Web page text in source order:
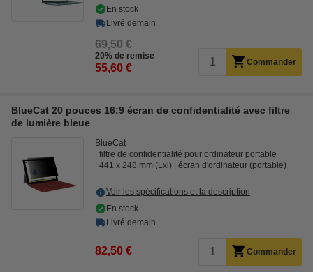
En stock
Livré demain
69,50 €
20% de remise
55,60 € Commander
BlueCat 20 pouces 16:9 écran de confidentialité avec filtre
de lumière bleue
BlueCat
filtre de confidentialité pour ordinateur portable
441 x 248 mm (Lxl)
écran d'ordinateur (portable)
Voir les spécifications et la description
En stock
Livré demain
82,50 € Commander